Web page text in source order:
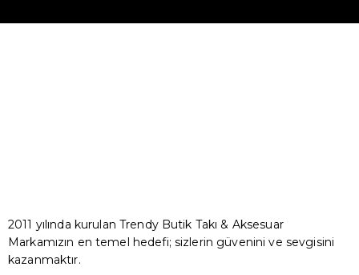
2011 yılında kurulan Trendy Butik Takı & Aksesuar
Markamızın en temel hedefi; sizlerin güvenini ve sevgisini
kazanmaktır.